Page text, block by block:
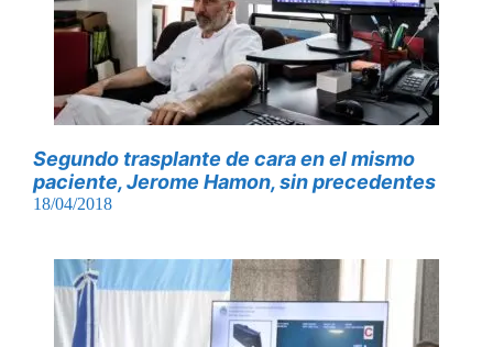
Segundo trasplante de cara en el mismo
paciente, Jerome Hamon, sin precedentes
18/04/2018